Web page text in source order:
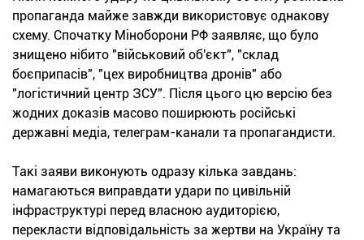
пропаганда майже завжди використовує однакову
схему. Спочатку Міноборони РФ заявляє, що було
знищено нібито "військовий об'єкт", "склад
боєприпасів", "цех виробництва дронів" або
"логістичний центр ЗСУ". Після цього цю версію без
жодних доказів масово поширюють російські
державні медіа, телеграм-канали та пропагандисти.
Такі заяви виконують одразу кілька завдань:
намагаються виправдати удари по цивільній
інфраструктурі перед власною аудиторією,
перекласти відповідальність за жертви на Україну та